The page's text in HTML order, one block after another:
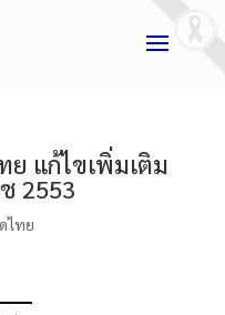
แก้ไขเพิ่มเติม
2553
ไทย